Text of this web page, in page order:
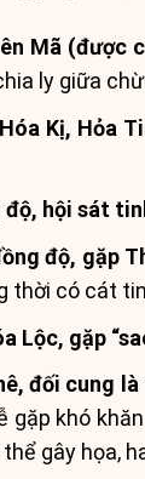
Mã (được
ly giữa
Kị, Hỏa
hội sát
độ, gặp
thời có cát
Lộc, gặp
đối cung là
gặp khó
gây họa,